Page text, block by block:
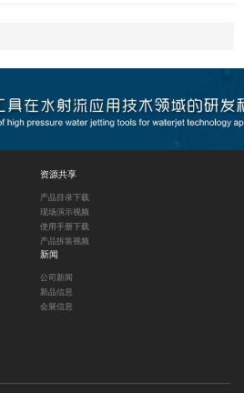
资源共享
产品目录下载
现场演示视频
使用手册下载
产品拆装视频
新闻
公司新闻
新品信息
会展信息